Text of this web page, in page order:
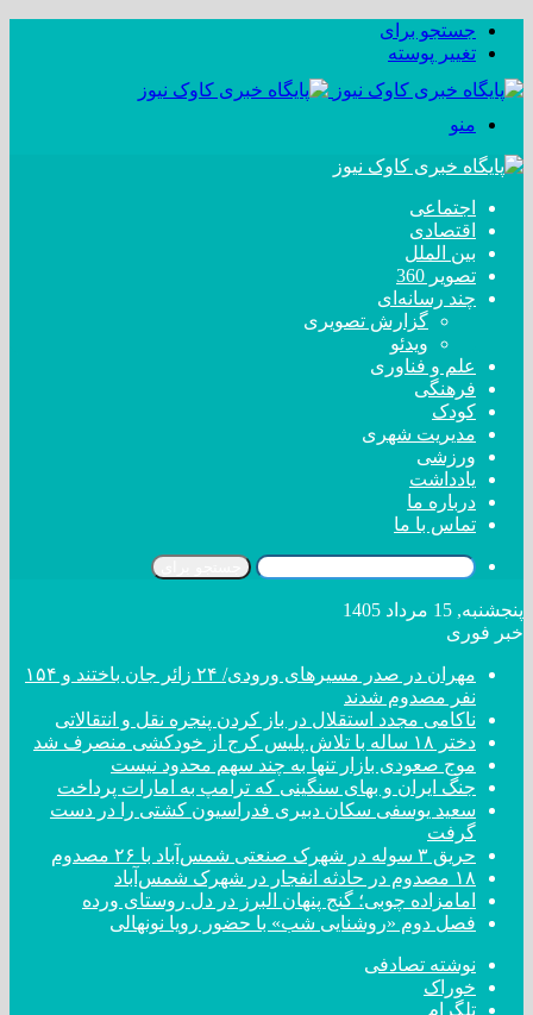
جستجو برای
تغییر پوسته
منو
اجتماعی
اقتصادی
بین الملل
تصویر 360
چند رسانه‌ای
گزارش تصویری
ویدئو
علم و فناوری
فرهنگی
کودک
مدیریت شهری
ورزشی
یادداشت
درباره ما
تماس با ما
پنجشنبه, 15 مرداد 1405
خبر فوری
مهران در صدر مسیر‌های ورودی/ ۲۴ زائر جان باختند و ۱۵۴
نفر مصدوم شدند
ناکامی مجدد استقلال در باز کردن پنجره نقل و انتقالاتی
دختر ‌۱۸‌ ‌ساله‌ با تلاش پلیس کرج از خودکشی منصرف شد
موج صعودی بازار تنها به چند سهم محدود نیست
جنگ ایران و بهای سنگینی که ترامپ به امارات پرداخت
سعید یوسفی سکان دبیری فدراسیون کشتی را در دست
گرفت
حریق ۳ سوله در شهرک صنعتی شمس‌آباد با ۲۶ مصدوم
۱۸ مصدوم در حادثه انفجار در شهرک شمس‌آباد
امامزاده چوبی؛ گنج پنهان البرز در دل روستای ورده
فصل دوم «روشنایی شب» با حضور رویا نونهالی
نوشته تصادفی
خوراک
تلگرام